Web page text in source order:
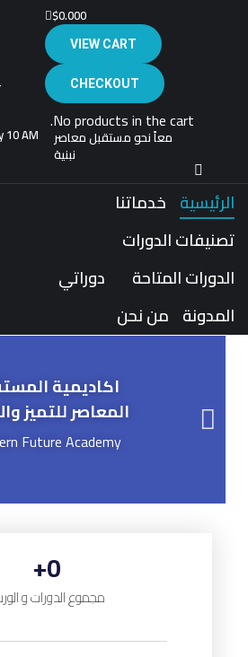
10 AM
$0.000
VIEW CART
CHECKOUT
No products in the cart.
معاً نحو مستقبل معاصر
نبنية
الرئيسية خدماتنا
تصنيفات الدورات
الدورات المتاحة
دوراتي
المدونة من نحن
اكاديمية
المعاصر للتميز
Future Academy
+0
مجموع الدورات و